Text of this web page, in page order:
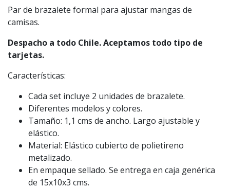
Par de brazalete formal para ajustar mangas de
camisas.
Despacho a todo Chile. Aceptamos todo tipo de
tarjetas.
Características:
Cada set incluye 2 unidades de brazalete.
Diferentes modelos y colores.
Tamaño: 1,1 cms de ancho. Largo ajustable y
elástico.
Material: Elástico cubierto de polietireno
metalizado.
En empaque sellado. Se entrega en caja genérica
de 15x10x3 cms.